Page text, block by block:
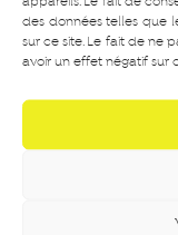
des données telles que
sur ce site. Le fait de ne
avoir un effet négatif sur
Les créneaux
– 17 h – 17 h 45 :
– 18 h 30 – 19 h 15 :
S’INSCRIRE